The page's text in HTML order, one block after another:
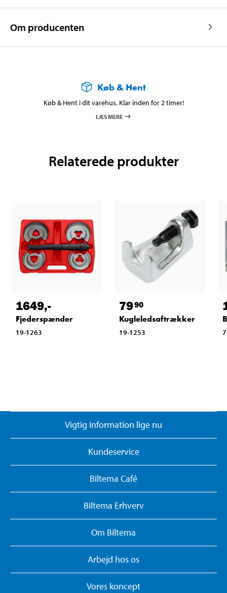
Om producenten
Køb & Hent
Køb & Hent i dit varehus. Klar inden for 2 timer!
LÆS MERE
Relaterede produkter
1649,-
Fjederspænder
19-1263
7990
Kugleledsaftrækker
19-1253
Vigtig information lige nu
Kundeservice
Biltema Café
Biltema Erhverv
Om Biltema
Arbejd hos os
Vores koncept